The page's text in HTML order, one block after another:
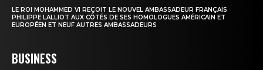
LE ROI MOHAMMED VI REÇOIT LE NOUVEL AMBASSADEUR FRANÇAIS
PHILIPPE LALLIOT AUX CÔTÉS DE SES HOMOLOGUES AMÉRICAIN ET
EUROPÉEN ET NEUF AUTRES AMBASSADEURS
BUSINESS